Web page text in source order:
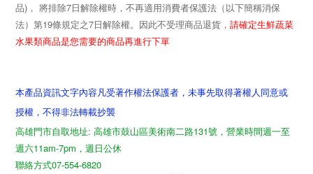
品) ， 將排除7 日解除權時，不再適用消費者保護法（以下簡稱消保
法）第19條規定之7 日解除權。因此不受理商品退貨， 請確定生鮮蔬菜
水果類商品是您需要的商品再進行下單
本產品資訊文字內容凡受著作權法保護者，未事先取得著權人同意或
授權，不得非法轉載抄襲
高雄門市自取地址: 高雄市鼓山區美術南二路131號，營業時間週一至
週六11am-7pm，週日公休
聯絡方式07-554-6820